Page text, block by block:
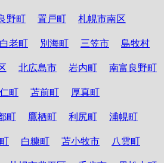
野町 置戸町 札幌市南区
白老町 別海町 三笠市 島牧村
北広島市 岩内町 南富良野町
町 苫前町 厚真町
町 鷹栖町 利尻町 浦幌町
白糠町 苫小牧市 八雲町